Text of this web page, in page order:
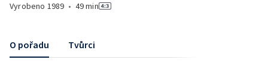
Vyrobeno 1989 • 49 min
O pořadu Tvůrci